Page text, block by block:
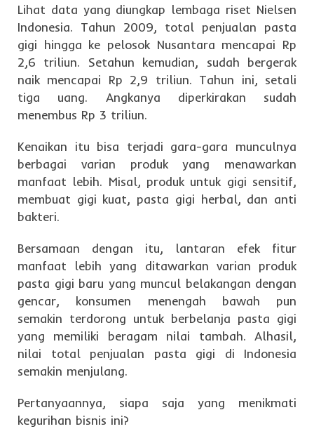
Lihat data yang diungkap lembaga riset Nielsen
Indonesia. Tahun 2009, total penjualan pasta
gigi hingga ke pelosok Nusantara mencapai Rp
2,6 triliun. Setahun kemudian, sudah bergerak
naik mencapai Rp 2,9 triliun. Tahun ini, setali
tiga uang. Angkanya diperkirakan sudah
menembus Rp 3 triliun.
Kenaikan itu bisa terjadi gara-gara munculnya
berbagai varian produk yang menawarkan
manfaat lebih. Misal, produk untuk gigi sensitif,
membuat gigi kuat, pasta gigi herbal, dan anti
bakteri.
Bersamaan dengan itu, lantaran efek fitur
manfaat lebih yang ditawarkan varian produk
pasta gigi baru yang muncul belakangan dengan
gencar, konsumen menengah bawah pun
semakin terdorong untuk berbelanja pasta gigi
yang memiliki beragam nilai tambah. Alhasil,
nilai total penjualan pasta gigi di Indonesia
semakin menjulang.
Pertanyaannya, siapa saja yang menikmati
kegurihan bisnis ini?